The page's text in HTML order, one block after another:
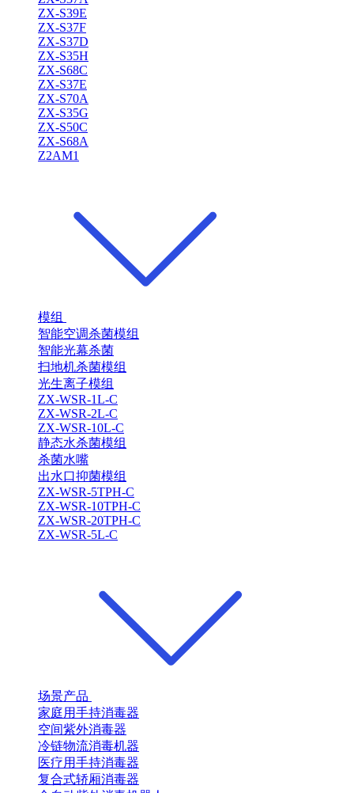
ZX-S39E
ZX-S37F
ZX-S37D
ZX-S35H
ZX-S68C
ZX-S37E
ZX-S70A
ZX-S35G
ZX-S50C
ZX-S68A
Z2AM1
模组
智能空调杀菌模组
智能光幕杀菌
扫地机杀菌模组
光生离子模组
ZX-WSR-1L-C
ZX-WSR-2L-C
ZX-WSR-10L-C
静态水杀菌模组
杀菌水嘴
出水口抑菌模组
ZX-WSR-5TPH-C
ZX-WSR-10TPH-C
ZX-WSR-20TPH-C
ZX-WSR-5L-C
场景产品
家庭用手持消毒器
空间紫外消毒器
冷链物流消毒机器
医疗用手持消毒器
复合式轿厢消毒器